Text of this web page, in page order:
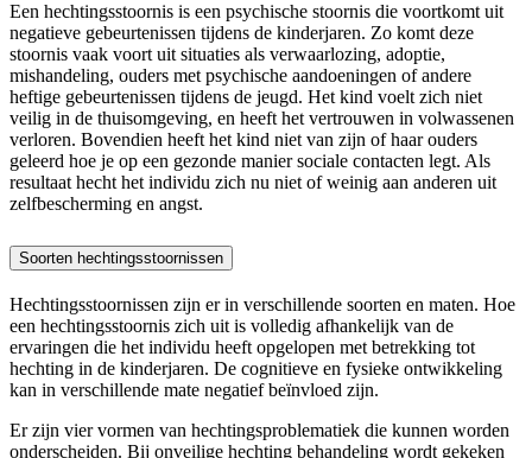
Een hechtingsstoornis is een psychische stoornis die voortkomt uit
negatieve gebeurtenissen tijdens de kinderjaren. Zo komt deze
stoornis vaak voort uit situaties als verwaarlozing, adoptie,
mishandeling, ouders met psychische aandoeningen of andere
heftige gebeurtenissen tijdens de jeugd. Het kind voelt zich niet
veilig in de thuisomgeving, en heeft het vertrouwen in volwassenen
verloren. Bovendien heeft het kind niet van zijn of haar ouders
geleerd hoe je op een gezonde manier sociale contacten legt. Als
resultaat hecht het individu zich nu niet of weinig aan anderen uit
zelfbescherming en angst.
Soorten hechtingsstoornissen
Hechtingsstoornissen zijn er in verschillende soorten en maten. Hoe
een hechtingsstoornis zich uit is volledig afhankelijk van de
ervaringen die het individu heeft opgelopen met betrekking tot
hechting in de kinderjaren. De cognitieve en fysieke ontwikkeling
kan in verschillende mate negatief beïnvloed zijn.
Er zijn vier vormen van hechtingsproblematiek die kunnen worden
onderscheiden. Bij onveilige hechting behandeling wordt gekeken